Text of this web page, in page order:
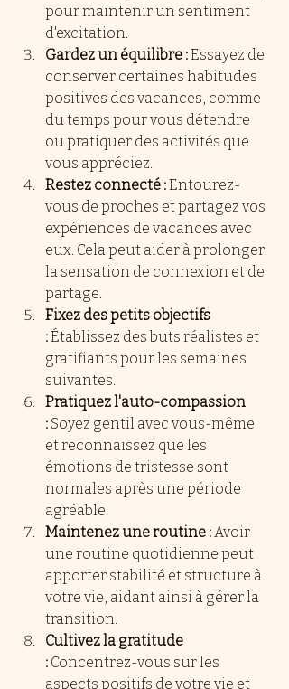
pour maintenir un sentiment
d'excitation.
Gardez un équilibre : Essayez de
conserver certaines habitudes
positives des vacances, comme
du temps pour vous détendre
ou pratiquer des activités que
vous appréciez.
Restez connecté : Entourez-
vous de proches et partagez vos
expériences de vacances avec
eux. Cela peut aider à prolonger
la sensation de connexion et de
partage.
Fixez des petits objectifs
: Établissez des buts réalistes et
gratifiants pour les semaines
suivantes.
Pratiquez l'auto-compassion
: Soyez gentil avec vous-même
et reconnaissez que les
émotions de tristesse sont
normales après une période
agréable.
Maintenez une routine : Avoir
une routine quotidienne peut
apporter stabilité et structure à
votre vie, aidant ainsi à gérer la
transition.
Cultivez la gratitude
: Concentrez-vous sur les
aspects positifs de votre vie et